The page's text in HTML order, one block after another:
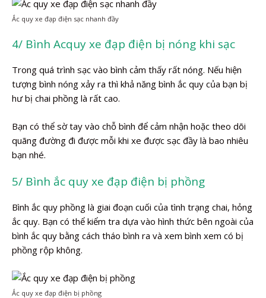
Ắc quy xe đạp điện sạc nhanh đầy
4/ Bình Acquy xe đạp điện bị nóng khi sạc
Trong quá trình sạc vào bình cảm thấy rất nóng. Nếu hiện
tượng bình nóng xảy ra thì khả năng bình ắc quy của bạn bị
hư bị chai phồng là rất cao.
Bạn có thể sờ tay vào chỗ bình để cảm nhận hoặc theo dõi
quãng đường đi được mỗi khi xe được sạc đầy là bao nhiêu
bạn nhé.
5/ Bình ắc quy xe đạp điện bị phồng
Bình ắc quy phồng là giai đoạn cuối của tình trạng chai, hỏng
ắc quy. Bạn có thể kiểm tra dựa vào hình thức bên ngoài của
bình ắc quy bằng cách tháo bình ra và xem bình xem có bị
phồng rộp không.
Ắc quy xe đạp điện bị phồng